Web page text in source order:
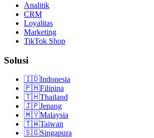
Analitik
CRM
Loyalitas
Marketing
TikTok Shop
Solusi
🇮🇩Indonesia
🇵🇭Filipina
🇹🇭Thailand
🇯🇵Jepang
🇲🇾Malaysia
🇹🇼Taiwan
🇸🇬Singapura